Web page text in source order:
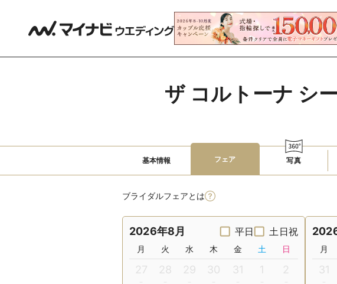
ザ コルトーナ シ
基本情報 フェア 写真
ブライダルフェアとは
2026年8月 平日 土日祝
月 火 水 木 金 土 日
27 28 29 30 31 1 2
月
31